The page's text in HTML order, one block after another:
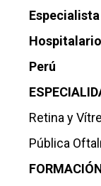
Perú
Retina y
Pública